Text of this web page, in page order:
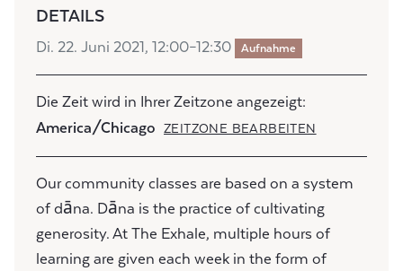
DETAILS
Di. 22. Juni 2021, 12:00–12:30 Aufnahme
Die Zeit wird in Ihrer Zeitzone angezeigt:
America/Chicago
ZEITZONE BEARBEITEN
Our community classes are based on a system
of dāna. Dāna is the practice of cultivating
generosity. At The Exhale, multiple hours of
learning are given each week in the form of